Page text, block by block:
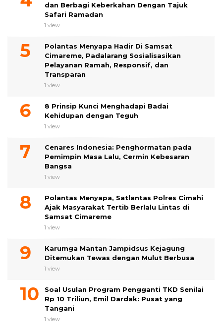
dan Berbagi Keberkahan Dengan Tajuk
Safari Ramadan
1 view
Polantas Menyapa Hadir Di Samsat
Cimareme, Padalarang Sosialisasikan
Pelayanan Ramah, Responsif, dan
Transparan
1 view
8 Prinsip Kunci Menghadapi Badai
Kehidupan dengan Teguh
1 view
Cenares Indonesia: Penghormatan pada
Pemimpin Masa Lalu, Cermin Kebesaran
Bangsa
1 view
Polantas Menyapa, Satlantas Polres Cimahi
Ajak Masyarakat Tertib Berlalu Lintas di
Samsat Cimareme
1 view
Karumga Mantan Jampidsus Kejagung
Ditemukan Tewas dengan Mulut Berbusa
1 view
Soal Usulan Program Pengganti TKD Senilai
Rp 10 Triliun, Emil Dardak: Pusat yang
Tangani
1 view